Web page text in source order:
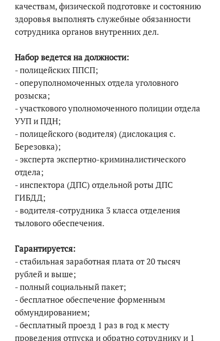
качествам, физической подготовке и состоянию
здоровья выполнять служебные обязанности
сотрудника органов внутренних дел.
Набор ведется на должности:
- полицейских ППСП;
- оперуполномоченных отдела уголовного
розыска;
- участкового уполномоченного полиции отдела
УУП и ПДН;
- полицейского (водителя) (дислокация с.
Березовка);
- эксперта экспертно-криминалистического
отдела;
- инспектора (ДПС) отдельной роты ДПС
ГИБДД;
- водителя-сотрудника 3 класса отделения
тылового обеспечения.
Гарантируется:
- стабильная заработная плата от 20 тысяч
рублей и выше;
- полный социальный пакет;
- бесплатное обеспечение форменным
обмундированием;
- бесплатный проезд 1 раз в год к месту
проведения отпуска и обратно сотруднику и 1